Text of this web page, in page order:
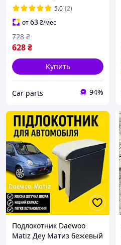
5.0 (2)
от63₴/мес
628₴
728 ₴
Купить
Сar parts 94%
Подлокотник Daewoo
Matiz Деу Матиз бежевый